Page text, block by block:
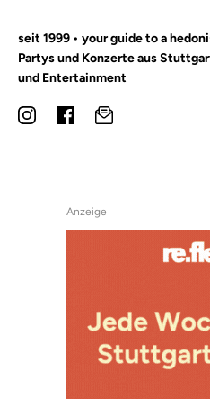
seit 1999 • your guide to a
Partys und Konzerte aus
und Entertainment
Anzeige